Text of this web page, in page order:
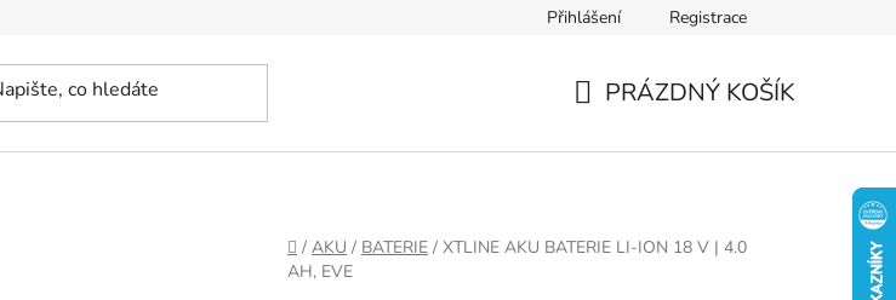
Přihlášení Registrace
PRÁZDNÝ KOŠÍK
DOMŮ
/ AKU / BATERIE / XTLINE AKU BATERIE LI-ION 18 V | 4.0
AH, EVE